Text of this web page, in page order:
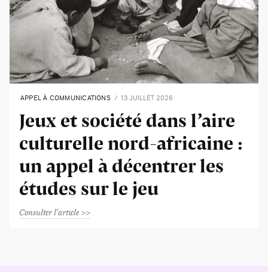
APPEL À COMMUNICATIONS 13 JUILLET 2026
Jeux et société dans l’aire
culturelle nord-africaine :
un appel à décentrer les
études sur le jeu
Consulter l'article